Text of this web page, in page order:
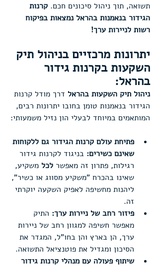
תשואה, תוך ניהול סיכונים חכם. קרנות
הגידור בנאמנות בהראל נמצאות בפיקוח
רשות לניירות ערך!
יתרונות מרכזיים בניהול תיק
השקעות בקרנות גידור
בהראל:
ניהול תיק השקעות בהראל דרך מודל קרנות
הגידור בנאמנות טומן בחובו יתרונות רבים,
המותאמים במיוחד לבעלי הון נזיל משמעותי:
פתיחת עולם קרנות הגידור גם ללקוחות
שאינם כשירים: בניגוד לקרנות גידור
רגילות, פתרון זה מאפשר לכל משקיע,
שאינו בהכרח "משקיע מסווג או כשיר",
ליהנות מחשיפה לאפיק השקעה יוקרתי
זה.
פיזור רחב של ניירות ערך: התיק
מאפשר חשיפה למגוון רחב של ניירות
ערך, הן בארץ והן בחו"ל, המגדר את
הסיכון ומגדיל את פוטנציאל התשואה.
שיתוף פעולה עם מנהלי קרנות גידור